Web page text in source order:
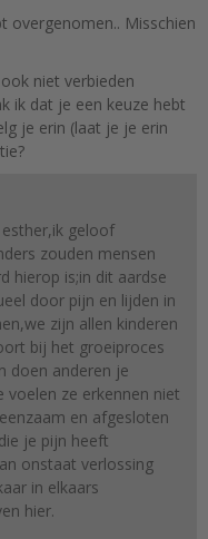
overgenomen.. Misschien
niet verbieden
ik dat je een keuze hebt
je erin (laat je je erin
geloof
zouden mensen
hierop is;in dit aardse
door pijn en lijden in
zijn allen kinderen
bij het groeiproces
doen anderen je
ze erkennen niet
en afgesloten
je pijn heeft
onstaat verlossing
in elkaars
hier.